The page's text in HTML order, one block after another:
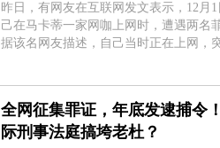
昨日，有网友在互联网发文表示，12月
己在马卡蒂一家网咖上网时，遭遇两名
据该名网友描述，自己当时正在上网，
全网征集罪证，年底发逮捕令
际刑事法庭搞垮老杜？